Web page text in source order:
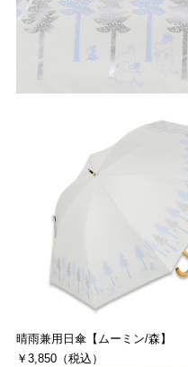
晴雨兼用日傘【ムーミン/森】
￥3,850（税込）